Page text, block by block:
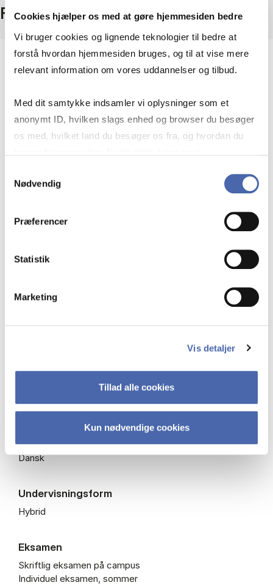
Cookies hjælper os med at gøre hjemmesiden bedre
Vi bruger cookies og lignende teknologier til bedre at
forstå hvordan hjemmesiden bruges, og til at vise mere
relevant information om vores uddannelser og tilbud.
Med dit samtykke indsamler vi oplysninger som et
anonymt ID, hvilken slags enhed og browser du besøger
os med, hvilket land du besøger os fra, og hvordan du
markedsføring. Du bestemmer selv - og kan altid trække
Nødvendig
Præferencer
Statistik
Marketing
Vis detaljer
Tillad alle cookies
Kun nødvendige cookies
Fakta
Niveau
Type
Obligatorisk fag – også udbudt som valgfag
7,5
Fagkode
Forår – semester
Ledige pladser
Dansk
Undervisningsform
Hybrid
Eksamen
Skriftlig eksamen på campus
Individuel eksamen, sommer